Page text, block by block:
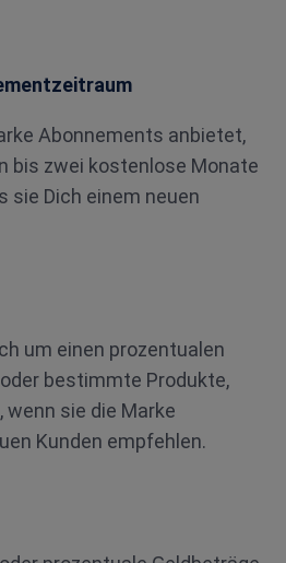
Abonnements anbietet,
bis zwei kostenlose Monate
sie Dich einem neuen
um einen prozentualen
bestimmte Produkte,
wenn sie die Marke
Kunden empfehlen.